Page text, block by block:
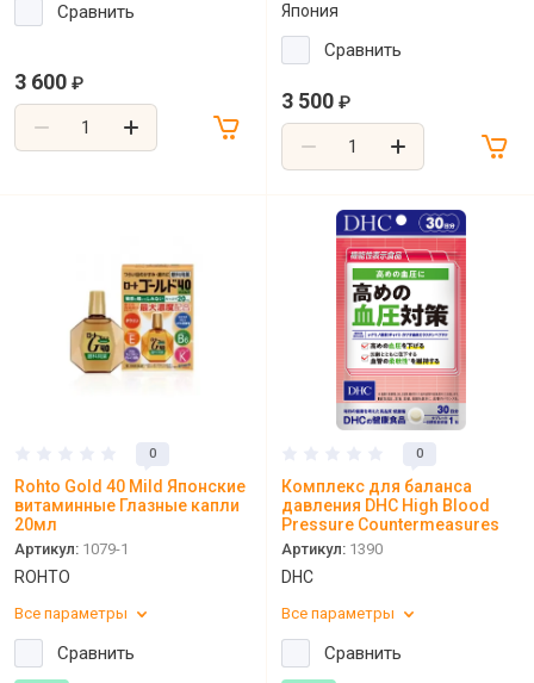
Сравнить
3 600 ₽
Япония
Сравнить
3 500 ₽
0
Rohto Gold 40 Mild Японские
витаминные Глазные капли
20мл
Артикул: 1079-1
ROHTO
Все параметры
Сравнить
0
Комплекс для баланса
давления DHC High Blood
Pressure Countermeasures
Артикул: 1390
DHC
Все параметры
Сравнить